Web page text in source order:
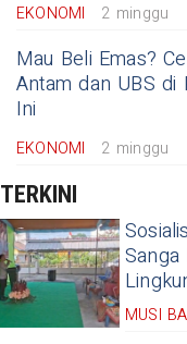
EKONOMI 2 minggu
Mau Beli Emas?
Antam dan UBS di
Ini
EKONOMI 2 minggu
TERKINI
MUSI